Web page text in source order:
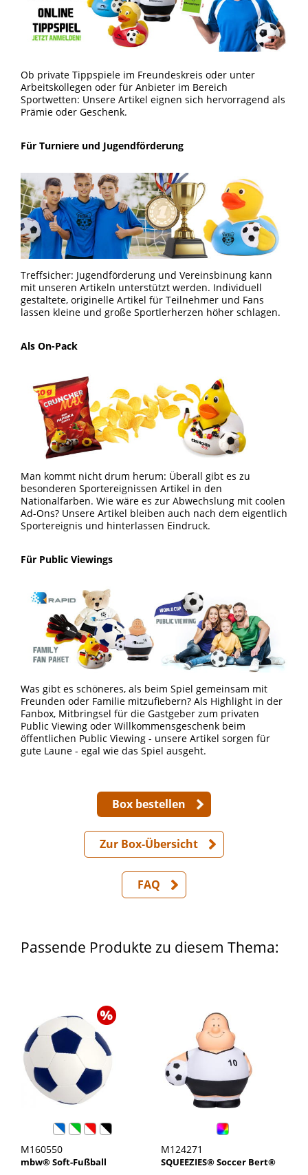
Ob private Tippspiele im Freundeskreis oder unter
Arbeitskollegen oder für Anbieter im Bereich
Sportwetten: Unsere Artikel eignen sich hervorragend als
Prämie oder Geschenk.
Für Turniere und Jugendförderung
Treffsicher: Jugendförderung und Vereinsbinung kann
mit unseren Artikeln unterstützt werden. Individuell
gestaltete, originelle Artikel für Teilnehmer und Fans
lassen kleine und große Sportlerherzen höher schlagen.
Als On-Pack
Man kommt nicht drum herum: Überall gibt es zu
besonderen Sportereignissen Artikel in den
Nationalfarben. Wie wäre es zur Abwechslung mit coolen
Ad-Ons? Unsere Artikel bleiben auch nach dem eigentlich
Sportereignis und hinterlassen Eindruck.
Für Public Viewings
Was gibt es schöneres, als beim Spiel gemeinsam mit
Freunden oder Familie mitzufiebern? Als Highlight in der
Fanbox, Mitbringsel für die Gastgeber zum privaten
Public Viewing oder Willkommensgeschenk beim
öffentlichen Public Viewing - unsere Artikel sorgen für
gute Laune - egal wie das Spiel ausgeht.
Box bestellen
Zur Box-Übersicht
FAQ
Passende Produkte zu diesem Thema:
M160550
mbw® Soft-Fußball
M124271
SQUEEZIES® Soccer Bert®